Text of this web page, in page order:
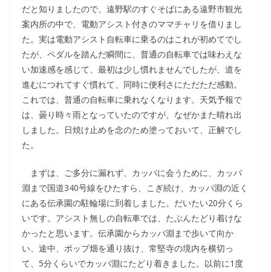
だと知りましたので、遠野駅のすぐそばにある遠野市観光
案内所の中で、電動アシスト付きのママチャリを借りまし
た。実は電動アシスト自転車に乗るのはこれが初めてでし
たが、ペダルを踏んだ瞬間に、普通の自転車では味わえな
い加速感を感じて、最初は少し慣れませんでしたが、道を
進むにつれてすぐ慣れて、同時に便利さにただただ感動。
これでは、普通の自転車に乗れなくなります。天気予報で
は、曇り時々雨となっていたのですが、なぜかまた晴れ出
しました。日焼け止めを念のため塗っておいて、正解でし
た。
まずは、ご多分に漏れず、カッパに会うために、カッパ
淵まで国道340号線をひたすら、こぎ続け、カッパ淵の近く
にある伝承園の駐輪場に到着しました。だいたい20分くら
いです。アシスト無しの自転車では、たぶんたどり着けな
かったと思います。伝承園からカッパ淵まで歩いて向か
い、途中、ポップ畑を通り抜け、常堅寺の境内を横切っ
て、5分くらいでカッパ淵にたどり着きました。以前に1度